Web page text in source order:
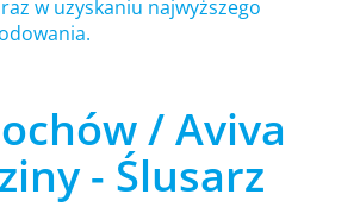
w uzyskaniu najwyższego
/ Aviva
- Ślusarz